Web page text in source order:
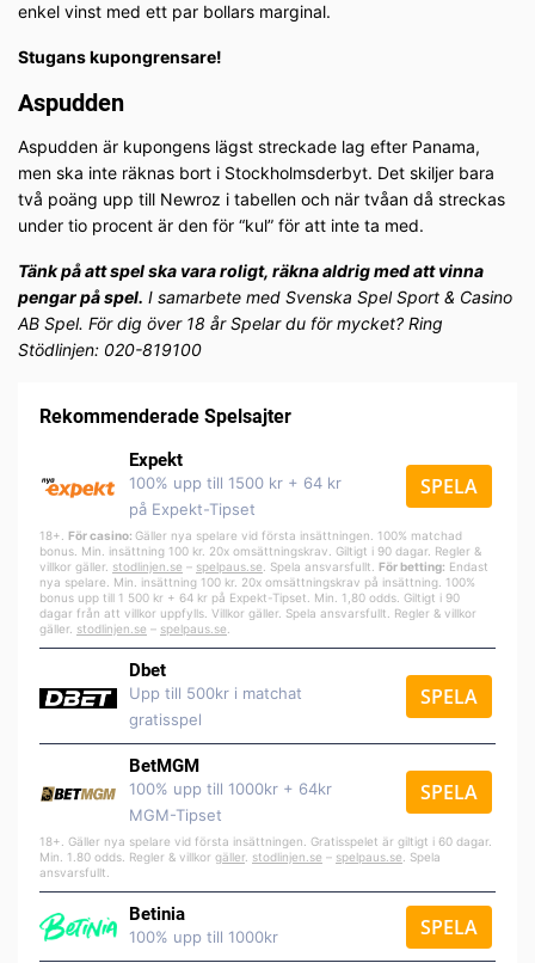
enkel vinst med ett par bollars marginal.
Stugans kupongrensare!
Aspudden
Aspudden är kupongens lägst streckade lag efter Panama,
men ska inte räknas bort i Stockholmsderbyt. Det skiljer bara
två poäng upp till Newroz i tabellen och när tvåan då streckas
under tio procent är den för “kul” för att inte ta med.
Tänk på att spel ska vara roligt, räkna aldrig med att vinna
pengar på spel. I samarbete med Svenska Spel Sport & Casino
AB Spel. För dig över 18 år Spelar du för mycket? Ring
Stödlinjen: 020-819100
Rekommenderade Spelsajter
Expekt
100% upp till 1500 kr + 64 kr
på Expekt-Tipset
SPELA
18+. För casino: Gäller nya spelare vid första insättningen. 100% matchad
bonus. Min. insättning 100 kr. 20x omsättningskrav. Giltigt i 90 dagar. Regler &
villkor gäller. stodlinjen.se – spelpaus.se . Spela ansvarsfullt. För betting: Endast
nya spelare. Min. insättning 100 kr. 20x omsättningskrav på insättning. 100%
bonus upp till 1 500 kr + 64 kr på Expekt-Tipset. Min. 1,80 odds. Giltigt i 90
dagar från att villkor uppfylls. Villkor gäller. Spela ansvarsfullt. Regler & villkor
gäller. stodlinjen.se – spelpaus.se
Dbet
Upp till 500kr i matchat
gratisspel
SPELA
BetMGM
100% upp till 1000kr + 64kr
MGM-Tipset
SPELA
18+. Gäller nya spelare vid första insättningen. Gratisspelet är giltigt i 60 dagar.
Min. 1.80 odds. Regler & villkor gäller stodlinjen.se – spelpaus.se . Spela
ansvarsfullt.
Betinia
100% upp till 1000kr SPELA